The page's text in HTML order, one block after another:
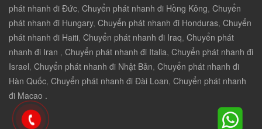
phát nhanh đi Đức, Chuyển phát nhanh đi Hồng Kông, Chuyển
phát nhanh đi Hungary, Chuyển phát nhanh đi Honduras, Chuyển
phát nhanh đi Haiti, Chuyển phát nhanh đi Iraq, Chuyển phát
nhanh đi Iran , Chuyển phát nhanh đi Italia, Chuyển phát nhanh đi
Israel, Chuyển phát nhanh đi Nhật Bản, Chuyển phát nhanh đi
Hàn Quốc, Chuyển phát nhanh đi Đài Loan, Chuyển phát nhanh
đi Macao .